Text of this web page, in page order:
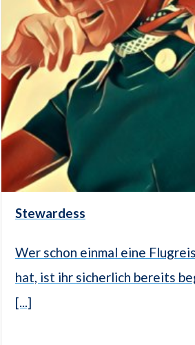
Stewardess
Wer schon einmal eine
hat, ist ihr sicherlich bereits
[...]